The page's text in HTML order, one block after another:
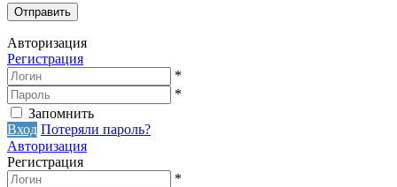
Авторизация
Регистрация
*
*
Запомнить
Вход Потеряли пароль?
Авторизация
Регистрация
*